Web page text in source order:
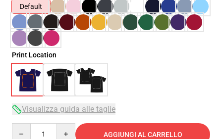
Default
Print Location
Visualizza guida alle taglie
AGGIUNGI AL CARRELLO